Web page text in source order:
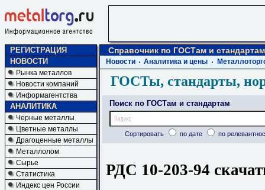
РЕГИСТРАЦИЯ
НОВОСТИ
Рынка металлов
Новости компаний
Информагентства
АНАЛИТИКА
Черные металлы
Цветные металлы
Драгоценные металлы
Металлолом
Сырье
Статистика
Индекс цен России
Справочник по ГОСТам и стандартам
Новости Аналитика и цены
ГОСТы, стандарты,
Поиск по ГОСТам и стандартам
Сортировать по дате по
РДС 10-203-94